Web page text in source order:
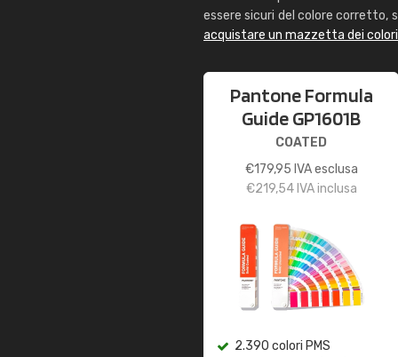
essere sicuri del colore corretto,
acquistare un mazzetta dei colori
Pantone Formula
Guide GP1601B
COATED
€179,95 IVA esclusa
€219,54IVA inclusa
2.390 colori PMS